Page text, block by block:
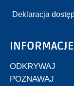
Deklaracja
INFORMACJE
ODKRYWAJ
POZNAWAJ